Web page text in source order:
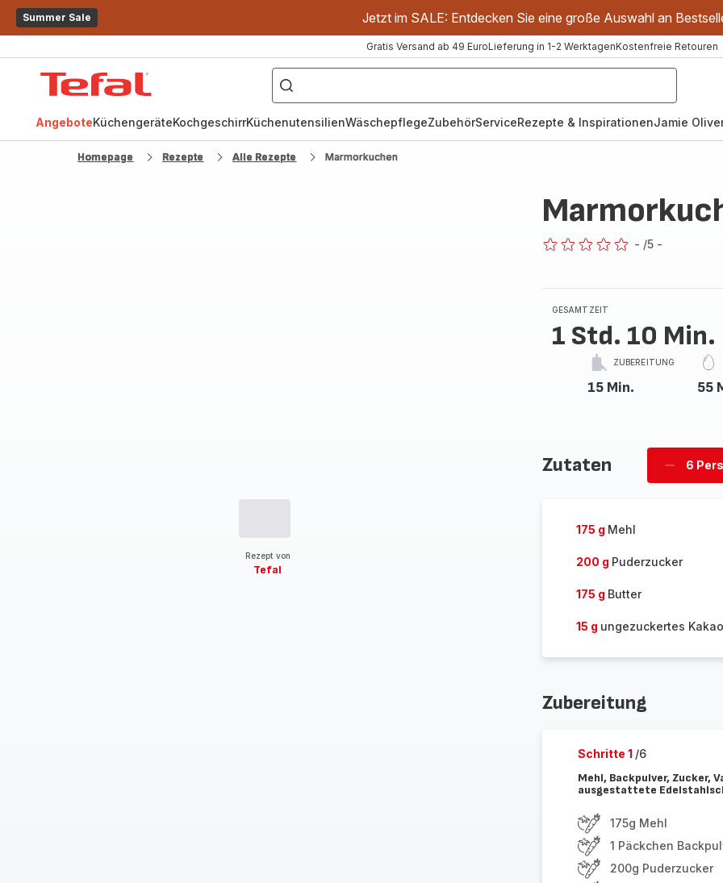
Summer Sale Jetzt im SALE: Entdecken Sie eine große Auswahl an
Gratis Versand ab 49 EuroLieferung in 1-2 WerktagenKostenfreie Retouren
["OptiGrill","Easy
Fry","Pfanne"]
AngeboteKüchengeräteKochgeschirrKüchenutensilienWäschepflegeZubehörServiceRezepte & InspirationenJamie
Homepage Rezepte Alle Rezepte Marmorkuchen
Rezept von
Tefal
- /5 -
GESAMTZEIT
1 Std. 10 Min.
ZUBEREITUNG
15 Min. 55
Zutaten
Personen
6
175 g Mehl
200 g Puderzucker
175 g Butter
15 g ungezuckertes
Zubereitung
Schritte 1 /6
Mehl, Backpulver, Zucker,
ausgestattete
175g Mehl
1 Päckchen
200g Puderzucker